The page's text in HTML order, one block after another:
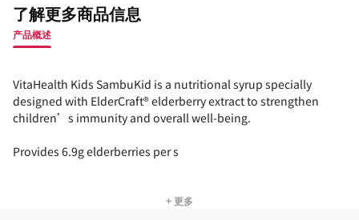
了解更多商品信息
产品概述
VitaHealth Kids SambuKid is a nutritional syrup specially
designed with ElderCraft® elderberry extract to strengthen
children’s immunity and overall well-being.
Provides 6.9g elderberries per s
+ 更多